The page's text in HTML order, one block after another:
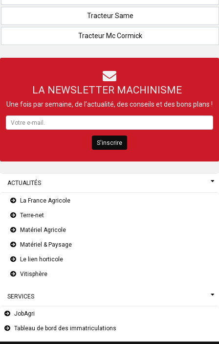
Tracteur Same
Tracteur Mc Cormick
LA NEWSLETTER MACHINISME
Une fois par semaine, de l’actualité, des conseils et des bons plans !
S'inscrire
ACTUALITÉS
La France Agricole
Terre-net
Matériel Agricole
Matériel & Paysage
Le lien horticole
Vitisphère
SERVICES
JobAgri
Tableau de bord des immatriculations